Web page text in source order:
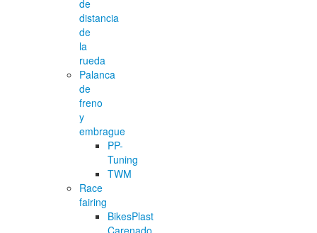
de
distancia
de
la
rueda
Palanca
de
freno
y
embrague
PP-
Tuning
TWM
Race
fairing
BikesPlast
Carenado